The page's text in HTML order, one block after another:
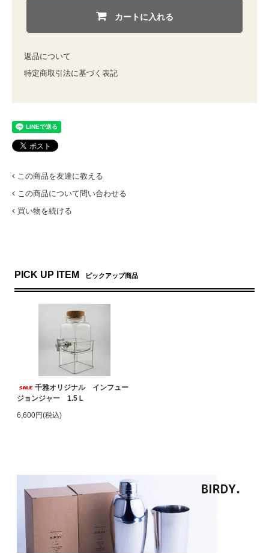
カートに入れる
返品について
特定商取引法に基づく表記
この商品を友達に教える
この商品について問い合わせる
買い物を続ける
PICK UP ITEM ピックアップ商品
千雅オリジナル インフュー
ジョンジャー 1.5Ｌ
6,600円(税込)